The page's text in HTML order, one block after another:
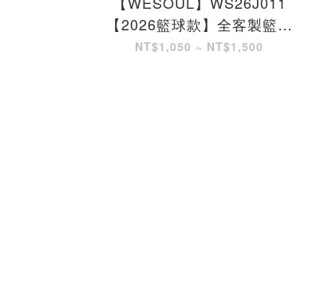
【2026籃球款】全客製籃球
服
NT$1,050 ~ NT$1,500